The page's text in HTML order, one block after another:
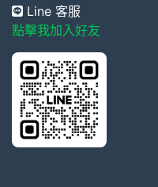
Line 客服
點擊我加入好友